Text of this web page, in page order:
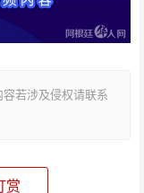
若涉及侵权请联系
赏